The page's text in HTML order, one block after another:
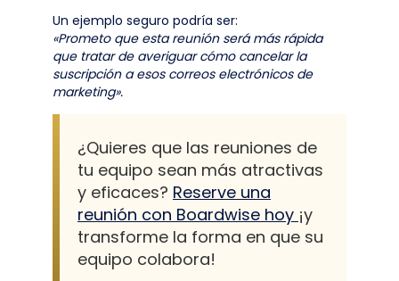
Un ejemplo seguro podría ser:
«Prometo que esta reunión será más rápida
que tratar de averiguar cómo cancelar la
suscripción a esos correos electrónicos de
marketing».
¿Quieres que las reuniones de
tu equipo sean más atractivas
y eficaces? Reserve una
reunión con Boardwise hoy ¡y
transforme la forma en que su
equipo colabora!